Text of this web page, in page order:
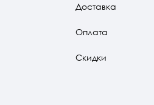
Доставка
Оплата
Скидки